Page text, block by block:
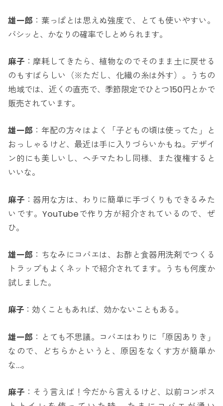
雄一郎 ：葉っぱとは思えぬ強度で、とても使いやすい。
バシッと、かなりの確率でしとめられます。
麻子 ：摩耗してきたら、植物なのでそのまま土に戻せる
のもすばらしい（※ただし、化繊の糸は外す）。うちの
地域では、近くの直売で、季節限定でひとつ150円とかで
販売されています。
雄一郎 ：年配の方々はよく「子どもの頃は使ってた」と
おっしゃるけど、最近は手に入りづらいかもね。デザイ
ン的にも美しいし、ヘチマたわし同様、また復権すると
いいな。
麻子 ：器用な方は、わりに簡単に手づくりもできるみた
いです。YouTubeで作り方が紹介されているので、ぜ
ひ。
雄一郎 ：ちなみにコバエは、お酢と食器用洗剤でつくる
トラップもよくネットで紹介されてます。うちも何度か
試しました。
麻子 ：効くこともあれば、効かないこともある。
雄一郎 ：とても不思議。コバエはわりに「原因ありき」
なので、どちらかというと、原因をなくす方が簡単か
な…。
麻子 ：そう言えば！今だから言えるけど、以前コンポス